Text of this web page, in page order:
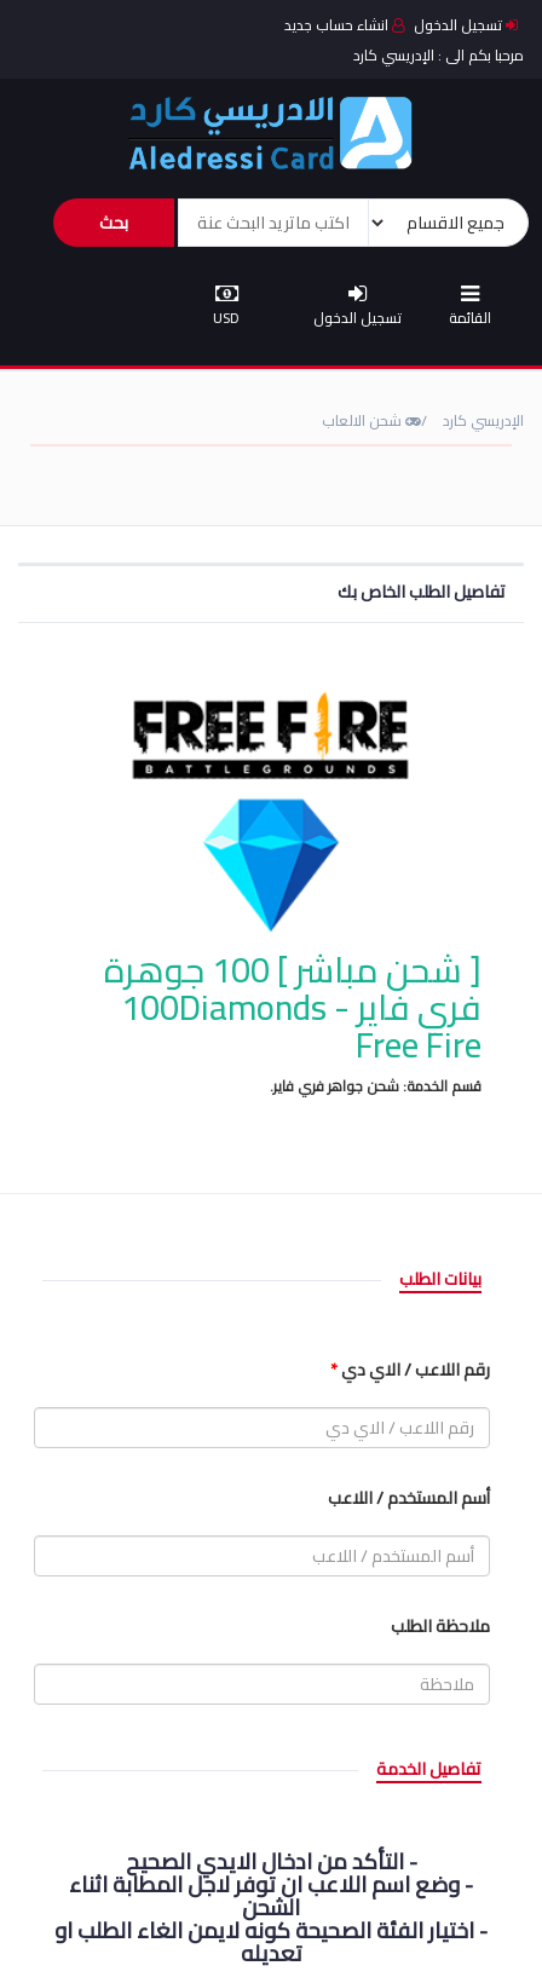
تسجيل الدخول
انشاء حساب جديد
مرحبا بكم الى : الإدريسي كارد
بحث
القائمة تسجيل الدخول USD
الإدريسي كارد شحن الالعاب
تفاصيل الطلب الخاص بك
[ شحن مباشر ] 100 جوهرة
فري فاير - 100Diamonds
Free Fire
قسم الخدمة: شحن جواهر فري فاير.
بيانات الطلب
رقم اللاعب / الاي دي*
أسم المستخدم / اللاعب
ملاحظة الطلب
تفاصيل الخدمة
- التأكد من ادخال الايدي الصحيح
- وضع اسم اللاعب ان توفر لاجل المطابة اثناء
الشحن
- اختيار الفئة الصحيحة كونه لايمن الغاء الطلب او
تعديله